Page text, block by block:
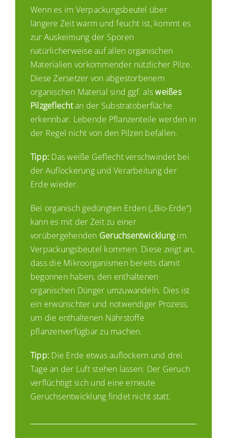
Wenn es im Verpackungsbeutel über
längere Zeit warm und feucht ist, kommt es
zur Auskeimung der Sporen
natürlicherweise auf allen organischen
Materialien vorkommender nützlicher Pilze.
Diese Zersetzer von abgestorbenem
organischen Material sind ggf. alsweißes
Pilzgeflechtan der Substratoberfläche
erkennbar. Lebende Pflanzenteile werden in
der Regel nicht von den Pilzen befallen.
Tipp: Das weiße Geflecht verschwindet bei
der Auflockerung und Verarbeitung der
Erde wieder.
Bei organisch gedüngten Erden („Bio-Erde“)
kann es mit der Zeit zu einer
vorübergehenden Geruchsentwicklungim
Verpackungsbeutel kommen. Diese zeigt an,
dass die Mikroorganismen bereits damit
begonnen haben, den enthaltenen
organischen Dünger umzuwandeln. Dies ist
ein erwünschter und notwendiger Prozess,
um die enthaltenen Nährstoffe
pflanzenverfügbar zu machen.
Tipp: Die Erde etwas auflockern und drei
Tage an der Luft stehen lassen: Der Geruch
verflüchtigt sich und eine erneute
Geruchsentwicklung findet nicht statt.